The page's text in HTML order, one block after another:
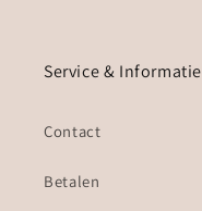
Service & Informatie
Contact
Betalen